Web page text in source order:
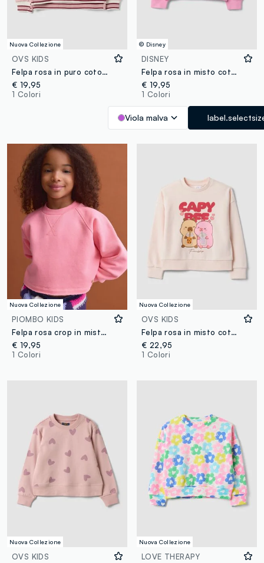
Nuova Collezione
OVS KIDS
Felpa rosa in puro cotone con girocollo e ricamo frontale per bambina
€ 19,95
1 Colori
© Disney
DISNEY
Felpa rosa in misto cotone con stampa frontale Lilo & Stitch per bambina
€ 19,95
1 Colori
Viola malva
Nuova Collezione
PIOMBO KIDS
Felpa rosa crop in misto cotone a girocollo relaxed fit per bambina
€ 19,95
1 Colori
Nuova Collezione
OVS KIDS
Felpa rosa in misto cotone con girocollo stampa capibara per bambina
€ 22,95
1 Colori
Nuova Collezione
OVS KIDS
Nuova Collezione
LOVE THERAPY